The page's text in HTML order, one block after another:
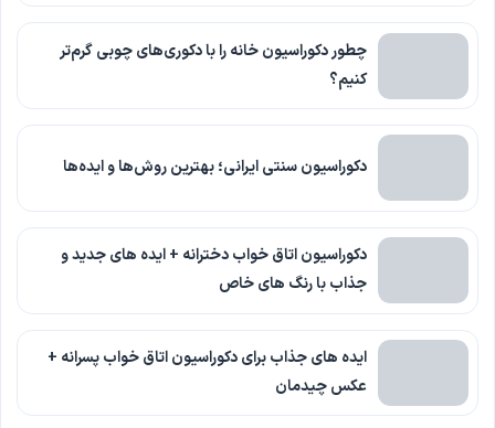
چطور دکوراسیون خانه را با دکوری‌های چوبی گرم‌تر
کنیم؟
دکوراسیون سنتی ایرانی؛ بهترین روش‌ها و ایده‌ها
دکوراسیون اتاق خواب دخترانه + ایده های جدید و
جذاب با رنگ های خاص
ایده های جذاب برای دکوراسیون اتاق خواب پسرانه +
عکس چیدمان